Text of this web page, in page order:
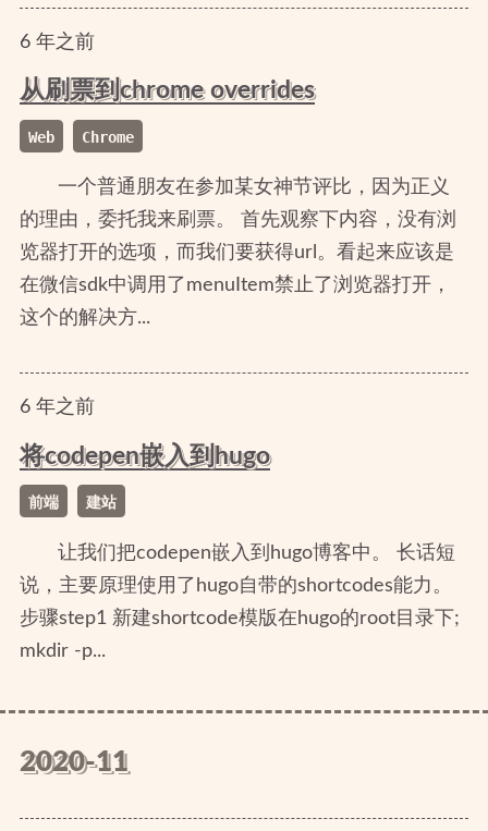
6年之前
从刷票到chrome overrides
Web Chrome
一个普通朋友在参加某女神节评比，因为正义
的理由，委托我来刷票。 首先观察下内容，没有浏
览器打开的选项，而我们要获得url。看起来应该是
在微信sdk中调用了menuItem禁止了浏览器打开，
这个的解决方...
6年之前
将codepen嵌入到hugo
前端 建站
让我们把codepen嵌入到hugo博客中。 长话短
说，主要原理使用了hugo自带的shortcodes能力。
步骤step1 新建shortcode模版在hugo的root目录下;
mkdir -p...
2020-11